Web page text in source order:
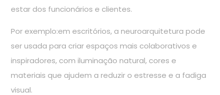
estar dos funcionários e clientes.
Por exemplo:em escritórios, a neuroarquitetura pode
ser usada para criar espaços mais colaborativos e
inspiradores, com iluminação natural, cores e
materiais que ajudem a reduzir o estresse e a fadiga
visual.